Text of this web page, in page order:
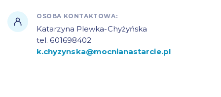
OSOBA KONTAKTOWA:
Katarzyna Plewka-Chyżyńska
tel. 601698402
k.chyzynska@mocnianastarcie.pl